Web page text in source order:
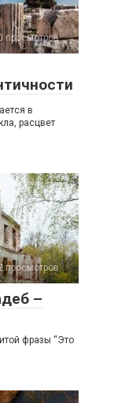
просмотров
в
расцвет
просмотров
–
фразы “Это